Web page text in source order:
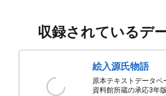
収録されているデ
絵入源氏物語
原本テキストデータベ
資料館所蔵の承応3年版